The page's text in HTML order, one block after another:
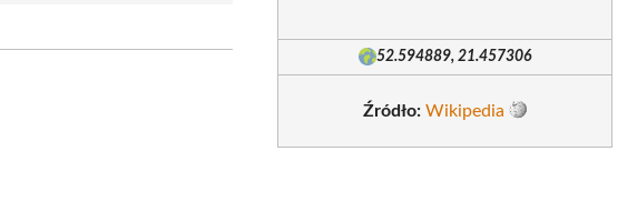
52.594889, 21.457306
Źródło: Wikipedia